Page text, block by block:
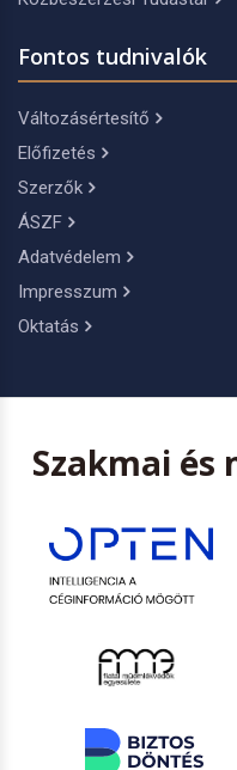
Fontos tudnivalók
Változásértesítő
Előfizetés
Szerzők
ÁSZF
Adatvédelem
Impresszum
Oktatás
Szakmai